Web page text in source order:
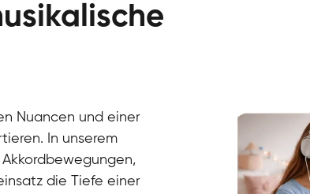
Klavier / Piano / Flügel
Nuancen und einer
In unserem
die Tiefe einer